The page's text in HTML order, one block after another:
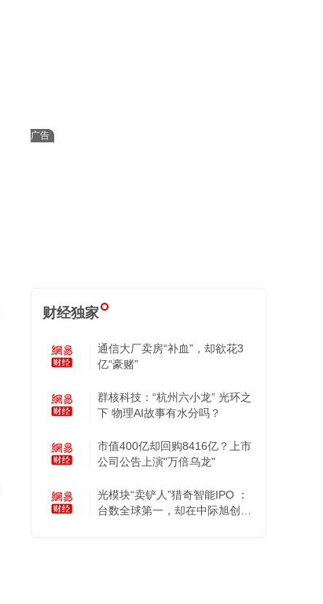
财经独家
通信大厂卖房“补血”，却欲花3
亿“豪赌”
群核科技：“杭州六小龙” 光环之
下 物理AI故事有水分吗？
市值400亿却回购8416亿？上市
公司公告上演"万倍乌龙"
光模块“卖铲人”猎奇智能IPO ：
台数全球第一，却在中际旭创的